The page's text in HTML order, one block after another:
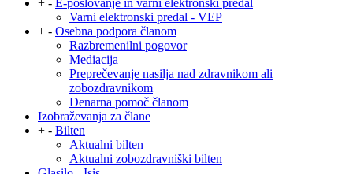
+ - E-poslovanje in varni elektronski predal
Varni elektronski predal - VEP
+ - Osebna podpora članom
Razbremenilni pogovor
Mediacija
Preprečevanje nasilja nad zdravnikom ali
zobozdravnikom
Denarna pomoč članom
Izobraževanja za člane
+ - Bilten
Aktualni bilten
Aktualni zobozdravniški bilten